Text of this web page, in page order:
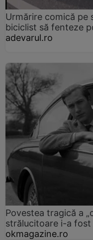
Urmărire comică pe
biciclist să fenteze
adevarul.ro
Povestea tragică a
strălucitoare i-a
okmagazine.ro